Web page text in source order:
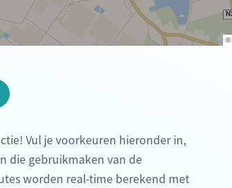
©
Vul je voorkeuren hieronder in,
die gebruikmaken van de
worden real-time berekend met